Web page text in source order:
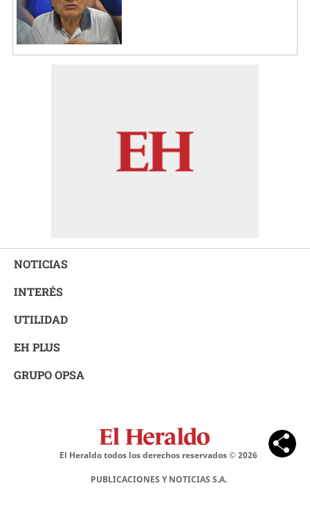
NOTICIAS
INTERÉS
UTILIDAD
EH PLUS
GRUPO OPSA
El Heraldo todos los derechos reservados ©2026
PUBLICACIONES Y NOTICIAS S.A.